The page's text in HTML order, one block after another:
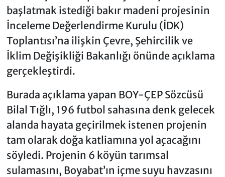
başlatmak istediği bakır madeni projesinin
İnceleme Değerlendirme Kurulu (İDK)
Toplantısı’na ilişkin Çevre, Şehircilik ve
İklim Değişikliği Bakanlığı önünde açıklama
gerçekleştirdi.
Burada açıklama yapan BOY-ÇEP Sözcüsü
Bilal Tığlı, 196 futbol sahasına denk gelecek
alanda hayata geçirilmek istenen projenin
tam olarak doğa katliamına yol açacağını
söyledi. Projenin 6 köyün tarımsal
sulamasını, Boyabat’ın içme suyu havzasını